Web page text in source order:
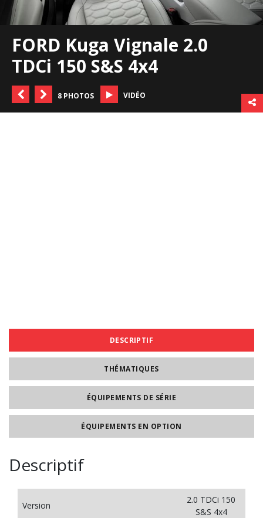
FORD Kuga Vignale 2.0
TDCi 150 S&S 4x4
8 PHOTOS VIDÉO
DESCRIPTIF
THÉMATIQUES
ÉQUIPEMENTS DE SÉRIE
ÉQUIPEMENTS EN OPTION
Descriptif
Version
2.0 TDCi 150
S&S 4x4